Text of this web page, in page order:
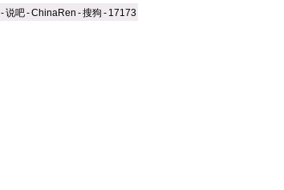
-说吧-ChinaRen -搜狗 - 17173